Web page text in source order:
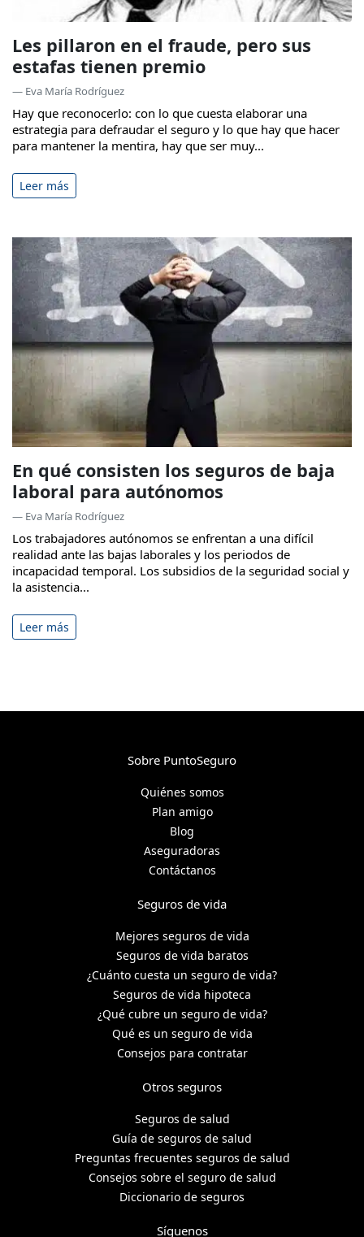
Les pillaron en el fraude, pero sus
estafas tienen premio
— Eva María Rodríguez
Hay que reconocerlo: con lo que cuesta elaborar una
estrategia para defraudar el seguro y lo que hay que hacer
para mantener la mentira, hay que ser muy...
Leer más
En qué consisten los seguros de baja
laboral para autónomos
— Eva María Rodríguez
Los trabajadores autónomos se enfrentan a una difícil
realidad ante las bajas laborales y los periodos de
incapacidad temporal. Los subsidios de la seguridad social y
la asistencia...
Leer más
Sobre PuntoSeguro
Quiénes somos
Plan amigo
Blog
Aseguradoras
Contáctanos
Seguros de vida
Mejores seguros de vida
Seguros de vida baratos
¿Cuánto cuesta un seguro de vida?
Seguros de vida hipoteca
¿Qué cubre un seguro de vida?
Qué es un seguro de vida
Consejos para contratar
Otros seguros
Seguros de salud
Guía de seguros de salud
Preguntas frecuentes seguros de salud
Consejos sobre el seguro de salud
Diccionario de seguros
Síguenos